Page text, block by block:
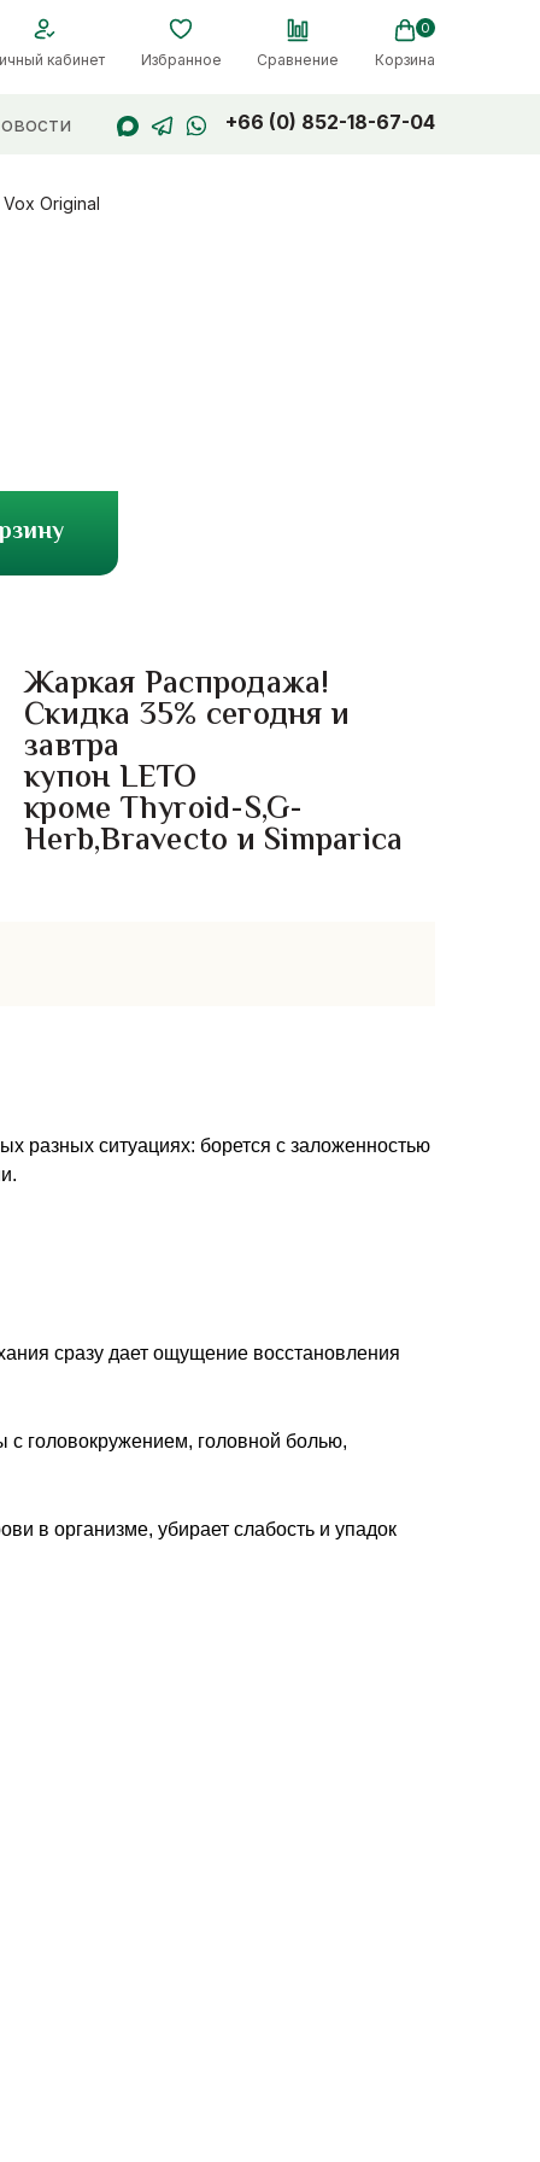
кабинет Избранное Сравнение
0
Корзина
+66 (0) 852-18-67-04
Original
Жаркая Распродажа!
Скидка 35% сегодня и
завтра
купон LETO
кроме Thyroid-S,G-
Herb,Bravecto и Simparica
разных ситуациях: борется с заложенностью
сразу дает ощущение восстановления
с головокружением, головной болью,
в организме, убирает слабость и упадок